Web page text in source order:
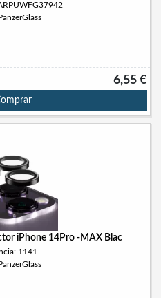
6,55 €
iPhone 14Pro -MAX Blac
1141